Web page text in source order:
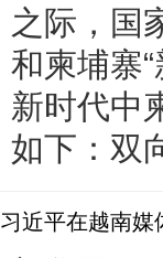
之际，国
和柬埔寨
新时代中
如下：双
习近平在越南媒